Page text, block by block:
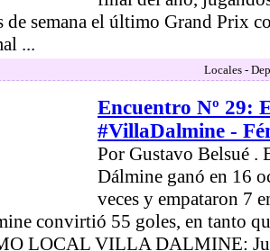
de semana el último Grand Prix
...
Locales -
Encuentro Nº 29:
#VillaDalmine -
Por Gustavo Belsué .
Dálmine ganó en 16
veces y empataron 7
convirtió 55 goles, en tanto
LOCAL VILLA DALMINE: